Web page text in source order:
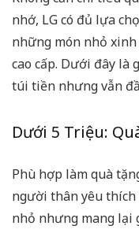
nhớ, LG có đủ lựa
những món nhỏ
cao cấp. Dưới đây là
túi tiền nhưng vẫn
Dưới 5 Triệu:
Phù hợp làm quà
người thân yêu thích
nhỏ nhưng mang lại